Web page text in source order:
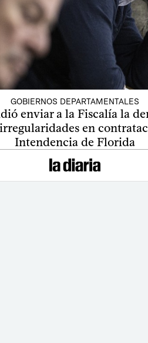
GOBIERNOS DEPARTAMENTALES
enviar a la Fiscalía la
en
Intendencia de Florida